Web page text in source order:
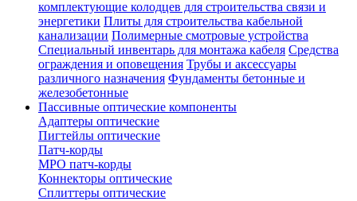
комплектующие колодцев для строительства связи и
энергетики Плиты для строительства кабельной
канализации Полимерные смотровые устройства
Специальный инвентарь для монтажа кабеля Средства
ограждения и оповещения Трубы и аксессуары
различного назначения Фундаменты бетонные и
железобетонные
Пассивные оптические компоненты
Адаптеры оптические
Пигтейлы оптические
Патч-корды
MPO патч-корды
Коннекторы оптические
Сплиттеры оптические